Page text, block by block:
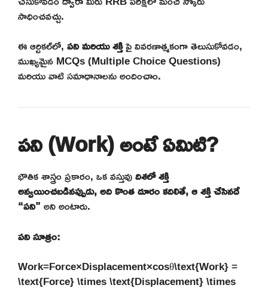
సాధించవచ్చు.
ఈ ఆర్టికల్‌లో,పని మరియు శక్తిపై వివరణాత్మకంగా తెలుసుకోవడం,
ముఖ్యమైన MCQs (Multiple Choice Questions)
మరియు వాటి సమాధానాలను అందించాం.
పని (Work) అంటే ఏమిటి?
భౌతిక శాస్త్రం ప్రకారం, ఒక వస్తువుదిశలో శక్తి
అన్వయించబడినప్పుడు, అది కొంత దూరం కదిలితే, ఆ శక్తి చేసినదే
“పని”అని అంటారు.
పని సూత్రం:
Work=Force×Displacement×cos⁡θ\text{Work} =
\text{Force} \times \text{Displacement} \times